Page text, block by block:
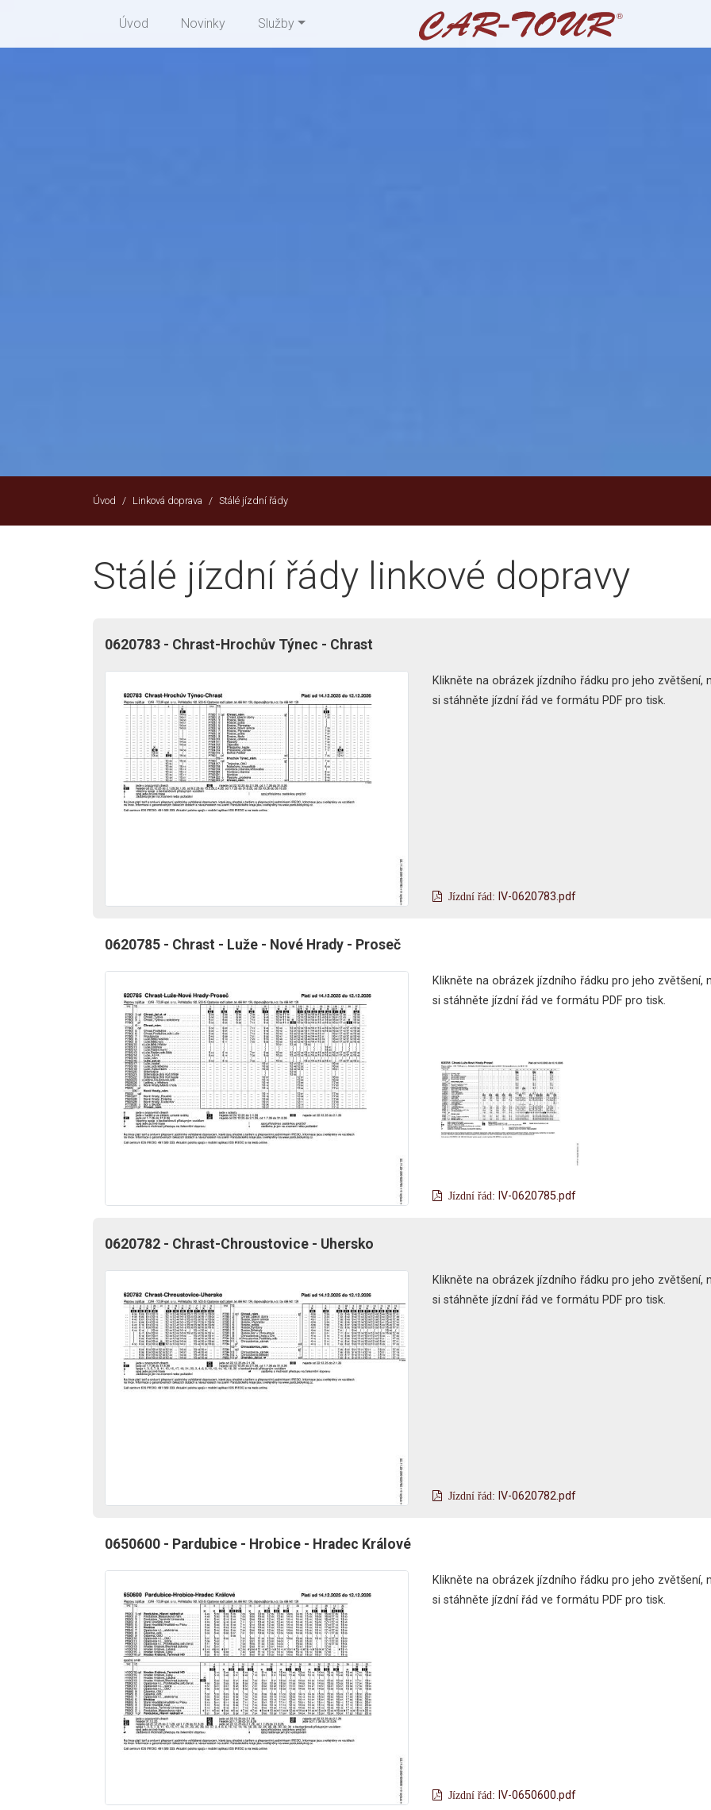
Úvod Linková doprava Stálé jízdní řády
Stálé jízdní řády linkové dopravy
0620783 - Chrast-Hrochův Týnec - Chrast
Klikněte na obrázek jízdního řádku pro jeho zvětšení,
si stáhněte jízdní řád ve formátu PDF pro tisk.
lV-0620783.pdf
0620785 - Chrast - Luže - Nové Hrady - Proseč
Klikněte na obrázek jízdního řádku pro jeho zvětšení,
si stáhněte jízdní řád ve formátu PDF pro tisk.
lV-0620785.pdf
0620782 - Chrast-Chroustovice - Uhersko
Klikněte na obrázek jízdního řádku pro jeho zvětšení,
si stáhněte jízdní řád ve formátu PDF pro tisk.
lV-0620782.pdf
0650600 - Pardubice - Hrobice - Hradec Králové
Klikněte na obrázek jízdního řádku pro jeho zvětšení,
si stáhněte jízdní řád ve formátu PDF pro tisk.
lV-0650600.pdf
Úvod Novinky Služby